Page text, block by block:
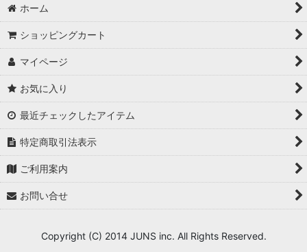
ホーム
ショッピングカート
マイページ
お気に入り
最近チェックしたアイテム
特定商取引法表示
ご利用案内
お問い合せ
Copyright (C) 2014 JUNS inc. All Rights Reserved.